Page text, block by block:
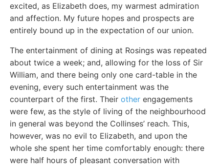
excited, as Elizabeth does, my warmest admiration
and affection. My future hopes and prospects are
entirely bound up in the expectation of our union.
The entertainment of dining at Rosings was repeated
about twice a week; and, allowing for the loss of Sir
William, and there being only one card-table in the
evening, every such entertainment was the
counterpart of the first. Their other engagements
were few, as the style of living of the neighbourhood
in general was beyond the Collinses’ reach. This,
however, was no evil to Elizabeth, and upon the
whole she spent her time comfortably enough: there
were half hours of pleasant conversation with